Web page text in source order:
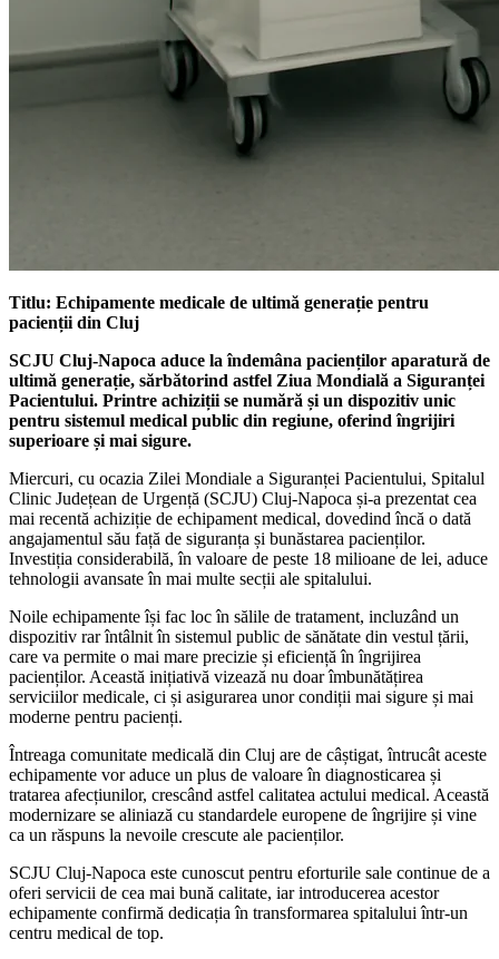
Titlu: Echipamente medicale de ultimă generație pentru
pacienții din Cluj
SCJU Cluj-Napoca aduce la îndemâna pacienților aparatură de
ultimă generație, sărbătorind astfel Ziua Mondială a Siguranței
Pacientului. Printre achiziții se numără și un dispozitiv unic
pentru sistemul medical public din regiune, oferind îngrijiri
superioare și mai sigure.
Miercuri, cu ocazia Zilei Mondiale a Siguranței Pacientului, Spitalul
Clinic Județean de Urgență (SCJU) Cluj-Napoca și-a prezentat cea
mai recentă achiziție de echipament medical, dovedind încă o dată
angajamentul său față de siguranța și bunăstarea pacienților.
Investiția considerabilă, în valoare de peste 18 milioane de lei, aduce
tehnologii avansate în mai multe secții ale spitalului.
Noile echipamente își fac loc în sălile de tratament, incluzând un
dispozitiv rar întâlnit în sistemul public de sănătate din vestul țării,
care va permite o mai mare precizie și eficiență în îngrijirea
pacienților. Această inițiativă vizează nu doar îmbunătățirea
serviciilor medicale, ci și asigurarea unor condiții mai sigure și mai
moderne pentru pacienți.
Întreaga comunitate medicală din Cluj are de câștigat, întrucât aceste
echipamente vor aduce un plus de valoare în diagnosticarea și
tratarea afecțiunilor, crescând astfel calitatea actului medical. Această
modernizare se aliniază cu standardele europene de îngrijire și vine
ca un răspuns la nevoile crescute ale pacienților.
SCJU Cluj-Napoca este cunoscut pentru eforturile sale continue de a
oferi servicii de cea mai bună calitate, iar introducerea acestor
echipamente confirmă dedicația în transformarea spitalului într-un
centru medical de top.